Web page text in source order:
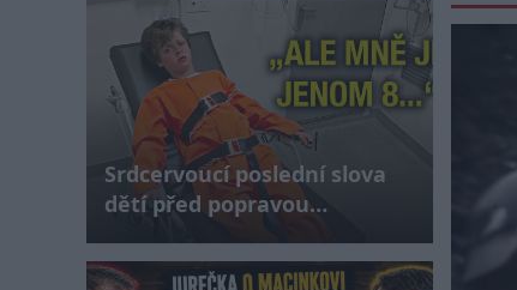
Srdcervoucí poslední slova
dětí před popravou…